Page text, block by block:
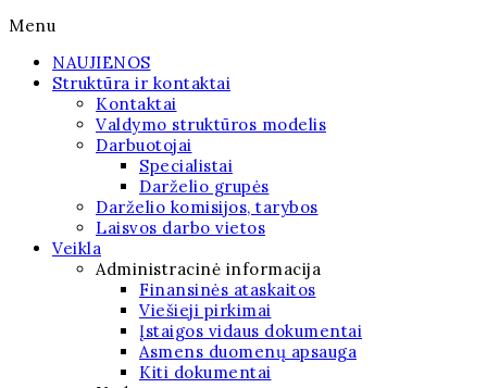
Menu
NAUJIENOS
Struktūra ir kontaktai
Kontaktai
Valdymo struktūros modelis
Darbuotojai
Specialistai
Darželio grupės
Darželio komisijos, tarybos
Laisvos darbo vietos
Veikla
Administracinė informacija
Finansinės ataskaitos
Viešieji pirkimai
Įstaigos vidaus dokumentai
Asmens duomenų apsauga
Kiti dokumentai